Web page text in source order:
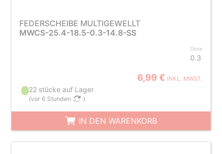
FEDERSCHEIBE MULTIGEWELLT
MWCS-25.4-18.5-0.3-14.8-SS
Dicke
0.3
6,99 € INKL. MWST.
22 stücke auf Lager
(vor 6 Stunden )
IN DEN WARENKORB